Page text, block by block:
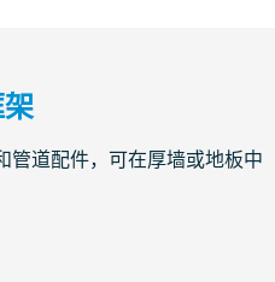
管道配件，可在厚墙或地板中